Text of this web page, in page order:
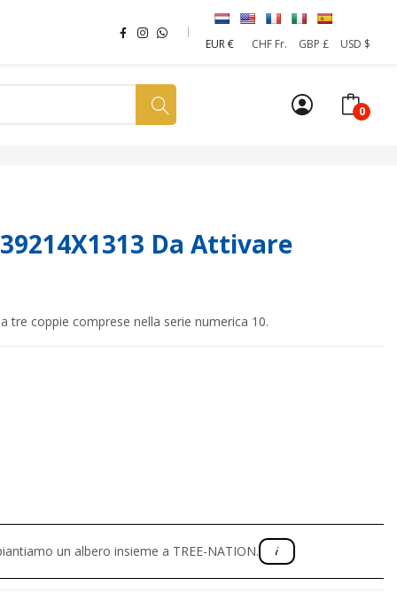
EUR €
CHF Fr. GBP £ USD $
0
Da Attivare
tre coppie comprese nella serie numerica 10.
un albero insieme a TREE-NATION.